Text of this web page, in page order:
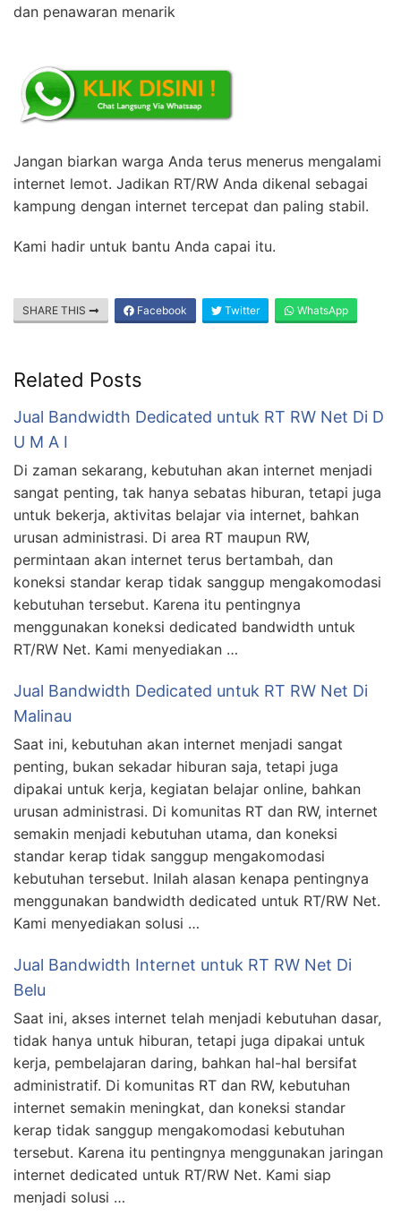
dan penawaran menarik
Jangan biarkan warga Anda terus menerus mengalami
internet lemot. Jadikan RT/RW Anda dikenal sebagai
kampung dengan internet tercepat dan paling stabil.
Kami hadir untuk bantu Anda capai itu.
SHARE THIS Facebook Twitter WhatsApp
Related Posts
Jual Bandwidth Dedicated untuk RT RW Net Di D
U M A I
Di zaman sekarang, kebutuhan akan internet menjadi
sangat penting, tak hanya sebatas hiburan, tetapi juga
untuk bekerja, aktivitas belajar via internet, bahkan
urusan administrasi. Di area RT maupun RW,
permintaan akan internet terus bertambah, dan
koneksi standar kerap tidak sanggup mengakomodasi
kebutuhan tersebut. Karena itu pentingnya
menggunakan koneksi dedicated bandwidth untuk
RT/RW Net. Kami menyediakan …
Jual Bandwidth Dedicated untuk RT RW Net Di
Malinau
Saat ini, kebutuhan akan internet menjadi sangat
penting, bukan sekadar hiburan saja, tetapi juga
dipakai untuk kerja, kegiatan belajar online, bahkan
urusan administrasi. Di komunitas RT dan RW, internet
semakin menjadi kebutuhan utama, dan koneksi
standar kerap tidak sanggup mengakomodasi
kebutuhan tersebut. Inilah alasan kenapa pentingnya
menggunakan bandwidth dedicated untuk RT/RW Net.
Kami menyediakan solusi …
Jual Bandwidth Internet untuk RT RW Net Di
Belu
Saat ini, akses internet telah menjadi kebutuhan dasar,
tidak hanya untuk hiburan, tetapi juga dipakai untuk
kerja, pembelajaran daring, bahkan hal-hal bersifat
administratif. Di komunitas RT dan RW, kebutuhan
internet semakin meningkat, dan koneksi standar
kerap tidak sanggup mengakomodasi kebutuhan
tersebut. Karena itu pentingnya menggunakan jaringan
internet dedicated untuk RT/RW Net. Kami siap
menjadi solusi …